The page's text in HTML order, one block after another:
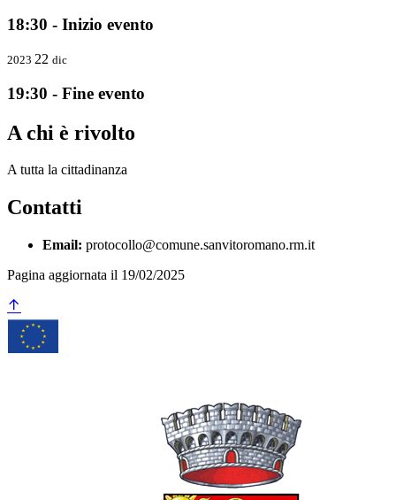
18:30 - Inizio evento
2023 22 dic
19:30 - Fine evento
A chi è rivolto
A tutta la cittadinanza
Contatti
Email: protocollo@comune.sanvitoromano.rm.it
Pagina aggiornata il 19/02/2025